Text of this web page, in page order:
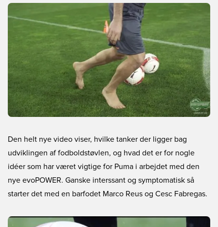
Den helt nye video viser, hvilke tanker der ligger bag
udviklingen af fodboldstøvlen, og hvad det er for nogle
idéer som har været vigtige for Puma i arbejdet med den
nye evoPOWER. Ganske interssant og symptomatisk så
starter det med en barfodet Marco Reus og Cesc Fabregas.